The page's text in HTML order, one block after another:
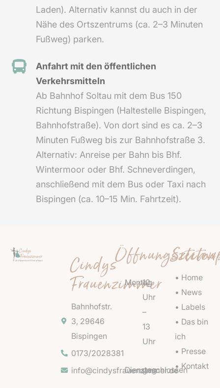
Laden). Alternativ kannst du auch in der
Nähe des Ortszentrums (ca. 2–3 Minuten
Fußweg) parken.
Anfahrt mit den öffentlichen
Verkehrsmitteln
Ab Bahnhof Soltau mit dem Bus 150
Richtung Bispingen (Haltestelle Bispingen,
Bahnhofstraße). Von dort sind es ca. 2–3
Minuten Fußweg bis zur Bahnhofstraße 3.
Alternativ: Anreise per Bahn bis Bhf.
Wintermoor oder Bhf. Schneverdingen,
anschließend mit dem Bus oder Taxi nach
Bispingen (ca. 10–15 Min. Fahrtzeit).
Cindys
Frauenzimmer
Bahnhofstr.
3, 29646
Bispingen
0173/2028381
info@cindysfrauenzimmer.de
Öffnungszeiten
Montag
10
Uhr
–
13
Uhr
Dienstaggeschlossen
• Home
• News
• Labels
• Das bin
ich
• Presse
• Kontakt